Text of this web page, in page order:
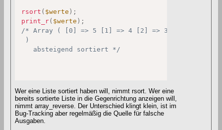
rsort ( $werte ) ;
print_r( $werte ) ;
/* Array ( [0] => 5 [1] => 4 [2] => 3 [3] => 2 [4]
)
   absteigend sortiert */
Wer eine Liste sortiert haben will, nimmt rsort. Wer eine
bereits sortierte Liste in die Gegenrichtung anzeigen will,
nimmt array_reverse. Der Unterschied klingt klein, ist im
Bug-Tracking aber regelmäßig die Quelle für falsche
Ausgaben.